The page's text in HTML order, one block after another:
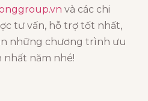
và các chi
tư vấn, hỗ trợ tốt nhất,
những chương trình ưu
nhất năm nhé!